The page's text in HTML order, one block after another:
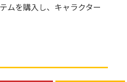
ムを購入し、キャラクター